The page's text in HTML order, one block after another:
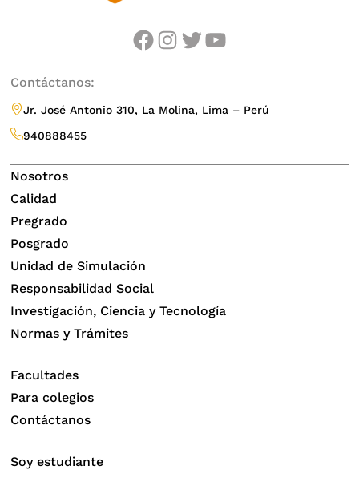
facebook instagram twitter youtube
Contáctanos:
Jr. José Antonio 310, La Molina, Lima – Perú
940888455
Nosotros
Calidad
Pregrado
Posgrado
Unidad de Simulación
Responsabilidad Social
Investigación, Ciencia y Tecnología
Normas y Trámites
Facultades
Para colegios
Contáctanos
Soy estudiante